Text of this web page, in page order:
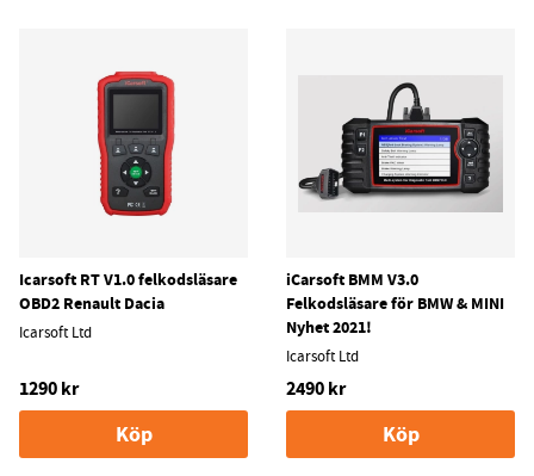
Icarsoft RT V1.0 felkodsläsare
OBD2 Renault Dacia
Icarsoft Ltd
1290 kr
Köp
iCarsoft BMM V3.0
Felkodsläsare för BMW & MINI
Nyhet 2021!
Icarsoft Ltd
2490 kr
Köp